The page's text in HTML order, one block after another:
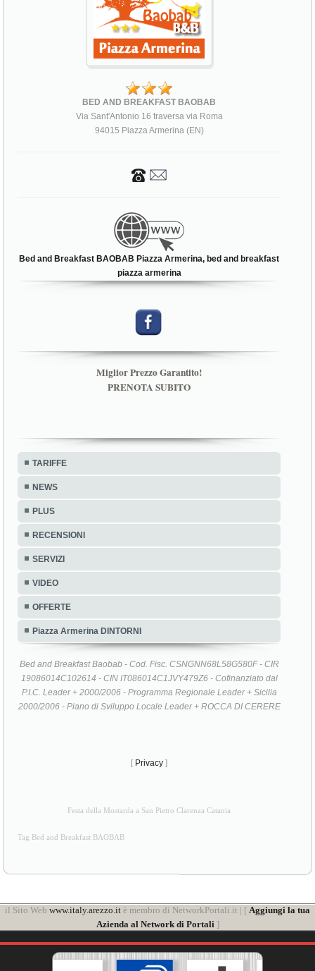
BED AND BREAKFAST BAOBAB
Via Sant'Antonio 16 traversa via Roma
94015 Piazza Armerina (EN)
Bed and Breakfast BAOBAB Piazza Armerina, bed and breakfast
piazza armerina
Miglior Prezzo Garantito!
PRENOTA SUBITO
TARIFFE
NEWS
PLUS
RECENSIONI
SERVIZI
VIDEO
OFFERTE
Piazza Armerina DINTORNI
Bed and Breakfast Baobab - Cod. Fisc. CSNGNN68L58G580F - CIR
19086014C102614 - CIN IT086014C1JVY479Z6 - Cofinanziato dal
P.I.C. Leader + 2000/2006 - Programma Regionale Leader + Sicilia
2000/2006 - Piano di Sviluppo Locale Leader + ROCCA DI CERERE
[ Privacy ]
Festa della Mostarda a San Pietro Clarenza Catania
Tag Bed and Breakfast BAOBAB
il Sito Web www.italy.arezzo.it è membro di NetworkPortali.it | [ Aggiungi la tua
Azienda al Network di Portali ]